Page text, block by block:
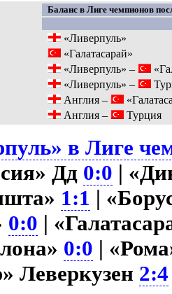
Баланс в Лиге чемпионов
«Ливерпуль»
«Галатасарай»
«Ливерпуль» –
«Ливерпуль» –
Англия –
Англия –
Турция
в Лиге
Дд 0:0 |
1:1 |
0:0 |
0:0 |
Леверкузен 2:4